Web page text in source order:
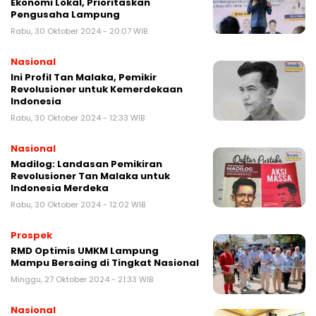
Ekonomi Lokal, Prioritaskan
Pengusaha Lampung
Rabu, 30 Oktober 2024 - 20:07 WIB
Nasional
Ini Profil Tan Malaka, Pemikir
Revolusioner untuk Kemerdekaan
Indonesia
Rabu, 30 Oktober 2024 - 12:33 WIB
Nasional
Madilog: Landasan Pemikiran
Revolusioner Tan Malaka untuk
Indonesia Merdeka
Rabu, 30 Oktober 2024 - 12:02 WIB
Prospek
RMD Optimis UMKM Lampung
Mampu Bersaing di Tingkat Nasional
Minggu, 27 Oktober 2024 - 21:33 WIB
Nasional